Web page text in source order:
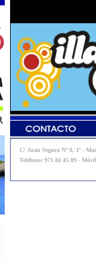
C/ Juan Segura Nº 8, 1º -
Teléfono: 971 84 45 89 -